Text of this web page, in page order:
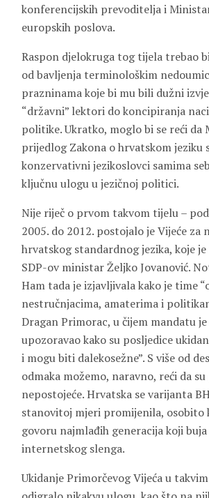
konferencijskih prevoditelja i
europskih poslova.
Raspon djelokruga tog tijela trebao
od bavljenja terminološkim
prazninama koje bi mu bili dužni
“državni” lektori do koncipiranja
politike. Ukratko, moglo bi se reći da
prijedlog Zakona o hrvatskom jeziku
konzervativni jezikoslovci samima
ključnu ulogu u jezičnoj politici.
Nije riječ o prvom takvom tijelu –
2005. do 2012. postojalo je Vijeće za
hrvatskog standardnog jezika, koje
SDP-ov ministar Željko Jovanović.
Ham tada je izjavljivala kako je time
nestručnjacima, amaterima i
Dragan Primorac, u čijem mandatu
upozoravao kako su posljedice
i mogu biti dalekosežne”. S više od
odmaka možemo, naravno, reći da
nepostojeće. Hrvatska se varijanta
stanovitoj mjeri promijenila, osobito
govoru najmlađih generacija koji
internetskog slenga.
Ukidanje Primorčevog Vijeća u